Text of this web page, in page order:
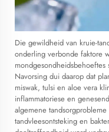
Die gewildheid van kruie-
onderling verbonde faktore
mondgesondheidsbehoeftes
Navorsing dui daarop dat
miswak, tulsi en aloe vera
inflammatoriese en
algemene
tandvleesontsteking en